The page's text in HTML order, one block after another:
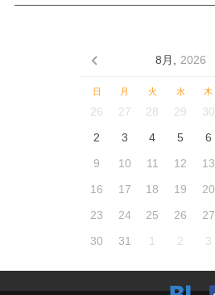
8月, 2026
日 月 火 水 木
26 27 28 29 30
2
3 4 5 6
9
10 11 12 13
16
17 18 19 20
23
24 25 26 27
30
31 1 2 3